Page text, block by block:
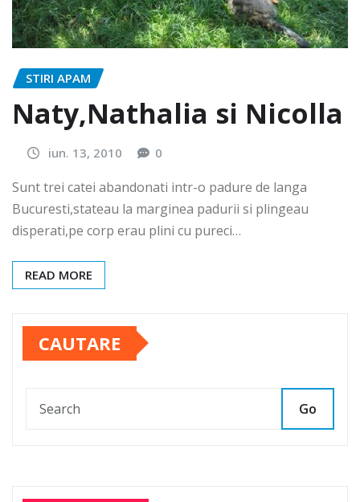
STIRI APAM
Naty,Nathalia si Nicolla
iun. 13, 2010 0
Sunt trei catei abandonati intr-o padure de langa
Bucuresti,stateau la marginea padurii si plingeau
disperati,pe corp erau plini cu pureci…
READ MORE
CAUTARE
Go